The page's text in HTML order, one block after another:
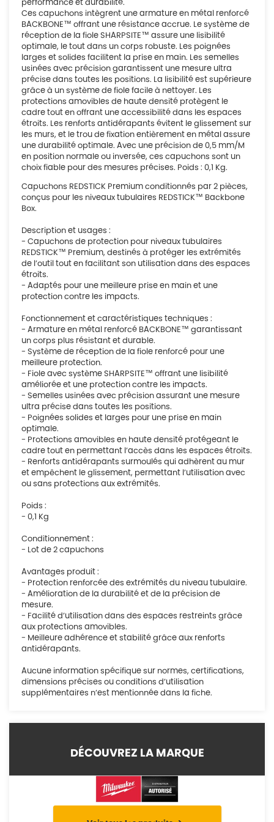
Ces capuchons intègrent une armature en métal renforcé
BACKBONE™ offrant une résistance accrue. Le système de
réception de la fiole SHARPSITE™ assure une lisibilité
optimale, le tout dans un corps robuste. Les poignées
larges et solides facilitent la prise en main. Les semelles
usinées avec précision garantissent une mesure ultra
précise dans toutes les positions. La lisibilité est supérieure
grâce à un système de fiole facile à nettoyer. Les
protections amovibles de haute densité protègent le
cadre tout en offrant une accessibilité dans les espaces
étroits. Les renforts antidérapants évitent le glissement sur
les murs, et le trou de fixation entièrement en métal assure
une durabilité optimale. Avec une précision de 0,5 mm/M
en position normale ou inversée, ces capuchons sont un
choix fiable pour des mesures précises. Poids : 0,1 Kg.
Capuchons REDSTICK Premium conditionnés par 2 pièces,
conçus pour les niveaux tubulaires REDSTICK™ Backbone
Box.
Description et usages :
- Capuchons de protection pour niveaux tubulaires
REDSTICK™ Premium, destinés à protéger les extrémités
de l’outil tout en facilitant son utilisation dans des espaces
étroits.
- Adaptés pour une meilleure prise en main et une
protection contre les impacts.
Fonctionnement et caractéristiques techniques :
- Armature en métal renforcé BACKBONE™ garantissant
un corps plus résistant et durable.
- Système de réception de la fiole renforcé pour une
meilleure protection.
- Fiole avec système SHARPSITE™ offrant une lisibilité
améliorée et une protection contre les impacts.
- Semelles usinées avec précision assurant une mesure
ultra précise dans toutes les positions.
- Poignées solides et larges pour une prise en main
optimale.
- Protections amovibles en haute densité protégeant le
cadre tout en permettant l’accès dans les espaces étroits.
- Renforts antidérapants surmoulés qui adhèrent au mur
et empêchent le glissement, permettant l’utilisation avec
ou sans protections aux extrémités.
Poids :
- 0,1 Kg
Conditionnement :
- Lot de 2 capuchons
Avantages produit :
- Protection renforcée des extrémités du niveau tubulaire.
- Amélioration de la durabilité et de la précision de
mesure.
- Facilité d’utilisation dans des espaces restreints grâce
aux protections amovibles.
- Meilleure adhérence et stabilité grâce aux renforts
antidérapants.
Aucune information spécifique sur normes, certifications,
dimensions précises ou conditions d’utilisation
supplémentaires n’est mentionnée dans la fiche.
DÉCOUVREZ LA MARQUE